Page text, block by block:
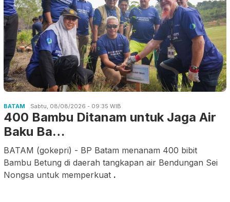
BATAM Sabtu, 08/08/2026 - 09:35 WIB
400 Bambu Ditanam untuk Jaga Air
Baku Ba…
BATAM (gokepri) - BP Batam menanam 400 bibit
Bambu Betung di daerah tangkapan air Bendungan Sei
Nongsa untuk memperkuat .